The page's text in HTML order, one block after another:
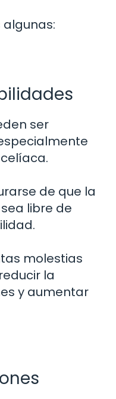
ser
de que la
libre de
molestias
la
y aumentar